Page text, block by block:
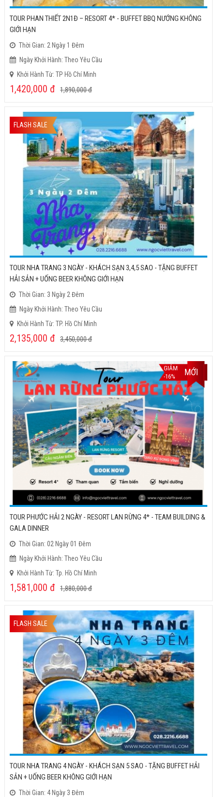
TOUR PHAN THIẾT 2N1Đ – RESORT 4* - BUFFET BBQ NƯỚNG KHÔNG
GIỚI HẠN
Thời Gian: 2 Ngày 1 Đêm
Ngày Khởi Hành: Theo Yêu Cầu
Khởi Hành Từ: TP Hồ Chí Minh
1,420,000 đ 1,890,000đ
FLASH SALE
TOUR NHA TRANG 3 NGÀY - KHÁCH SẠN 3,4,5 SAO - TẶNG BUFFET
HẢI SẢN + UỐNG BEER KHÔNG GIỚI HẠN
Thời Gian: 3 Ngày 2 Đêm
Ngày Khởi Hành: Theo Yêu Cầu
Khởi Hành Từ: TP. Hồ Chí Minh
2,135,000 đ 3,450,000đ
GIẢM
-16%
MỚI
TOUR PHƯỚC HẢI 2 NGÀY - RESORT LAN RỪNG 4* - TEAM BUILDING &
GALA DINNER
Thời Gian: 02 Ngày 01 Đêm
Ngày Khởi Hành: Theo Yêu Cầu
Khởi Hành Từ: Tp. Hồ Chí Minh
1,581,000 đ 1,880,000đ
FLASH SALE
TOUR NHA TRANG 4 NGÀY - KHÁCH SẠN 5 SAO - TẶNG BUFFET HẢI
SẢN + UỐNG BEER KHÔNG GIỚI HẠN
Thời Gian: 4 Ngày 3 Đêm